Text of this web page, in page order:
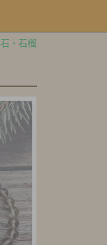
鍊、手鍊、手環、戒指